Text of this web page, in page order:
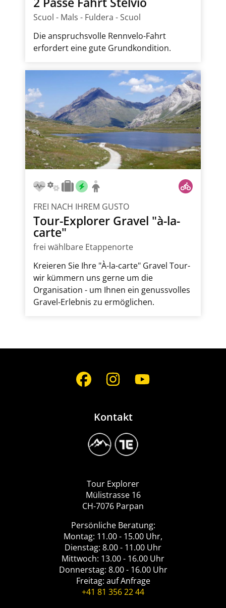
Scuol - Mals - Fuldera - Scuol
Die anspruchsvolle Rennvelo-Fahrt
erfordert eine gute Grundkondition.
FREI NACH IHREM GUSTO
Tour-Explorer Gravel "à-la-
carte"
frei wählbare Etappenorte
Kreieren Sie Ihre "À-la-carte" Gravel Tour-
wir kümmern uns gerne um die
Organisation - um Ihnen ein genussvolles
Gravel-Erlebnis zu ermöglichen.
Social
Media
Kontakt
Image
ExplorerTour Explorer
Mülistrasse 16
CH-7076 Parpan
Persönliche Beratung:
Montag: 11.00 - 15.00 Uhr,
Dienstag: 8.00 - 11.00 Uhr
Mittwoch: 13.00 - 16.00 Uhr
Donnerstag: 8.00 - 16.00 Uhr
Freitag: auf Anfrage
+41 81 356 22 44